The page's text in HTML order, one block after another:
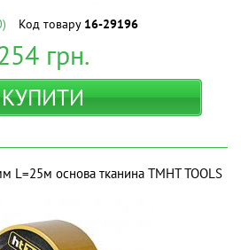
Код товару 16-29196
грн.
КУПИТИ
L=25м основа тканина ТМHT TOOLS